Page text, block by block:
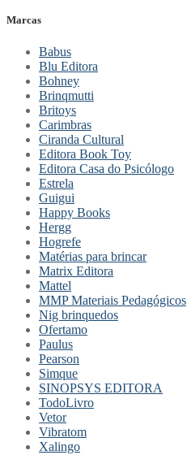
Marcas
Babus
Blu Editora
Bohney
Brinqmutti
Britoys
Carimbras
Ciranda Cultural
Editora Book Toy
Editora Casa do Psicólogo
Estrela
Guigui
Happy Books
Hergg
Hogrefe
Matérias para brincar
Matrix Editora
Mattel
MMP Materiais Pedagógicos
Nig brinquedos
Ofertamo
Paulus
Pearson
Simque
SINOPSYS EDITORA
TodoLivro
Vetor
Vibratom
Xalingo